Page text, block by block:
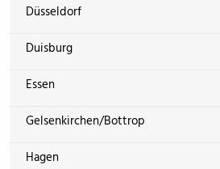
Düsseldorf
Duisburg
Essen
Gelsenkirchen/Bottrop
Hagen